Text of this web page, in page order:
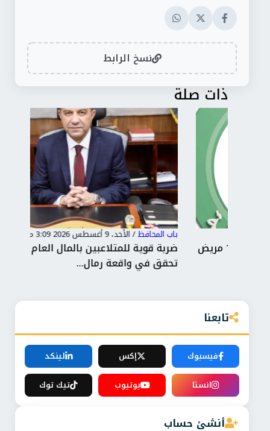
نسخ الرابط
ذات صلة
الأحد، 9 أغسطس 2026 3:09 م
ضربة قوية للمتلاعبين بالمال العام النيابة
تحقق في واقعة رمال...
تابعنا
فيسبوك إكس
لينكد
انستا
يوتيوب تيك توك
أنشئ حساب